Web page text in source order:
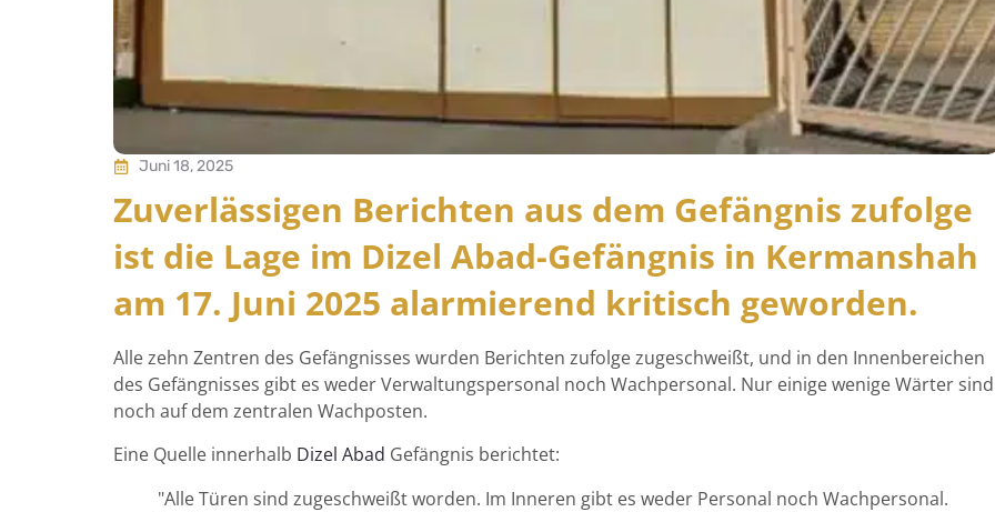
Juni 18, 2025
Zuverlässigen Berichten aus dem Gefängnis zufolge
ist die Lage im Dizel Abad-Gefängnis in Kermanshah
am 17. Juni 2025 alarmierend kritisch geworden.
Alle zehn Zentren des Gefängnisses wurden Berichten zufolge zugeschweißt, und in den Innenbereichen
des Gefängnisses gibt es weder Verwaltungspersonal noch Wachpersonal. Nur einige wenige Wärter sind
noch auf dem zentralen Wachposten.
Eine Quelle innerhalb Dizel Abad Gefängnis berichtet:
"Alle Türen sind zugeschweißt worden. Im Inneren gibt es weder Personal noch Wachpersonal.